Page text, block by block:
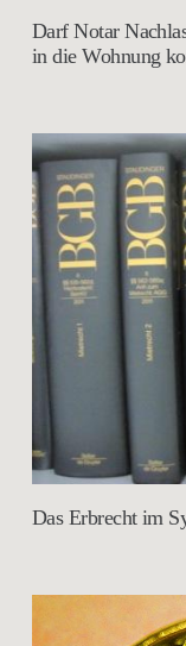
Darf Notar
in die Wohnung
Das Erbrecht im